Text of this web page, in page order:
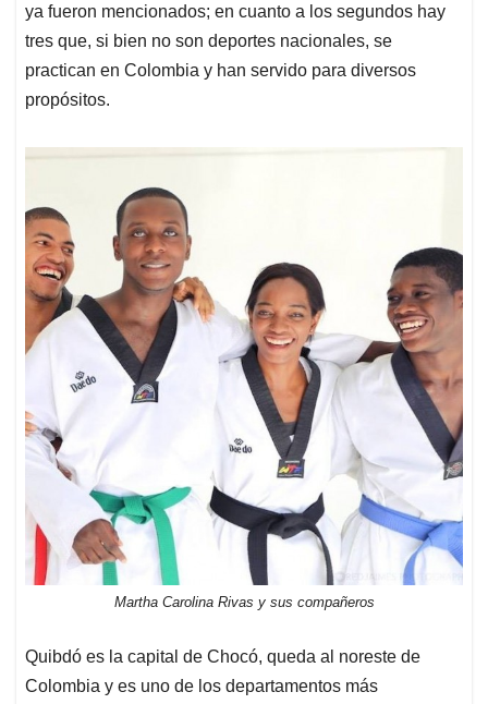
ya fueron mencionados; en cuanto a los segundos hay
tres que, si bien no son deportes nacionales, se
practican en Colombia y han servido para diversos
propósitos.
Martha Carolina Rivas y sus compañeros
Quibdó es la capital de Chocó, queda al noreste de
Colombia y es uno de los departamentos más